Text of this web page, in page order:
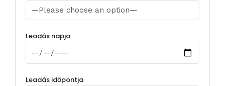
Leadás napja
Leadás időpontja